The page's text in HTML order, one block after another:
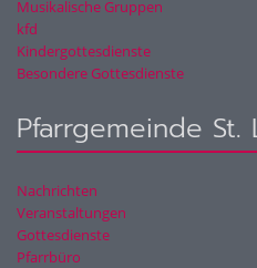
Musikalische Gruppen
kfd
Kindergottesdienste
Besondere Gottesdienste
Pfarrgemeinde St.
Nachrichten
Veranstaltungen
Gottesdienste
Pfarrbüro